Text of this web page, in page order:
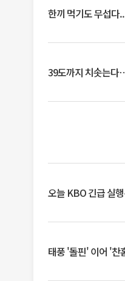
한끼 먹기도 무섭다
39도까지 치솟는다
오늘 KBO 긴급 실
태풍 '돌핀' 이어 '